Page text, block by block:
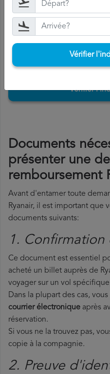
Si vous acceptez
dans les 15 jours.
Vérifier
Documents
présenter une
remboursement
Avant d'entamer toute
Ryanair, il est important que
documents suivants:
1. Confirmation
Ce document est essentiel
acheté un billet auprès de
voyager sur un vol
Dans la plupart des cas, vous
courrier électronique après
réservation.
Si vous ne la trouvez pas,
copie à la compagnie.
2. Preuve
Vérifier